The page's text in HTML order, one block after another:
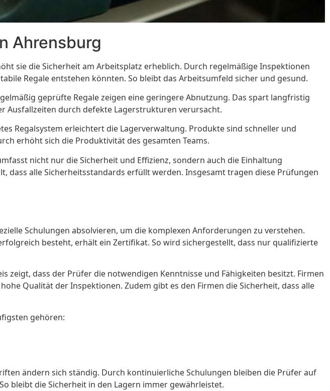
Ahrensburg
sie die Sicherheit am Arbeitsplatz erheblich. Durch regelmäßige Inspektionen
Regale entstehen könnten. So bleibt das Arbeitsumfeld sicher und gesund.
geprüfte Regale zeigen eine geringere Abnutzung. Das spart langfristig
Ausfallzeiten durch defekte Lagerstrukturen verursacht.
Regalsystem erleichtert die Lagerverwaltung. Produkte sind schneller und
erhöht sich die Produktivität des gesamten Teams.
nicht nur die Sicherheit und Effizienz, sondern auch die Einhaltung
dass alle Sicherheitsstandards erfüllt werden. Insgesamt tragen diese Prüfungen
Schulungen absolvieren, um die komplexen Anforderungen zu verstehen.
besteht, erhält ein Zertifikat. So wird sichergestellt, dass nur qualifizierte
zeigt, dass der Prüfer die notwendigen Kenntnisse und Fähigkeiten besitzt. Firmen
Qualität der Inspektionen. Zudem gibt es den Firmen die Sicherheit, dass alle
gehören:
ändern sich ständig. Durch kontinuierliche Schulungen bleiben die Prüfer auf
bleibt die Sicherheit in den Lagern immer gewährleistet.